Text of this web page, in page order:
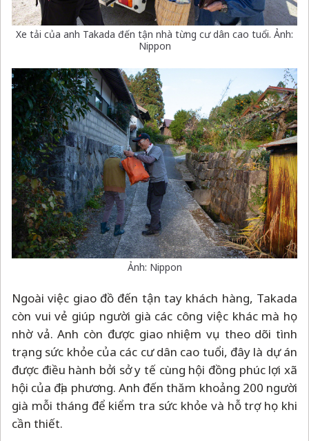
Xe tải của anh Takada đến tận nhà từng cư dân cao tuổi. Ảnh:
Nippon
Ảnh: Nippon
Ngoài việc giao đồ đến tận tay khách hàng, Takada
còn vui vẻ giúp người già các công việc khác mà họ
nhờ vả. Anh còn được giao nhiệm vụ theo dõi tình
trạng sức khỏe của các cư dân cao tuổi, đây là dự án
được điều hành bởi sở y tế cùng hội đồng phúc lợi xã
hội của địa phương. Anh đến thăm khoảng 200 người
già mỗi tháng để kiểm tra sức khỏe và hỗ trợ họ khi
cần thiết.